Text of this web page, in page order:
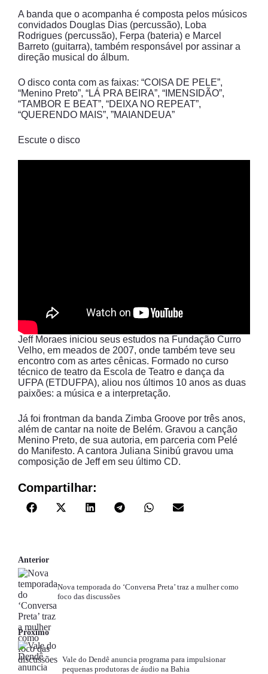
A banda que o acompanha é composta pelos músicos
convidados Douglas Dias (percussão), Loba
Rodrigues (percussão), Ferpa (bateria) e Marcel
Barreto (guitarra), também responsável por assinar a
direção musical do álbum.
O disco conta com as faixas: “COISA DE PELE”,
“Menino Preto”, “LÁ PRA BEIRA”, “IMENSIDÃO”,
“TAMBOR E BEAT”, “DEIXA NO REPEAT”,
“QUERENDO MAIS”, ”MAIANDEUA”
Escute o disco
Jeff Moraes iniciou seus estudos na Fundação Curro
Velho, em meados de 2007, onde também teve seu
encontro com as artes cênicas. Formado no curso
técnico de teatro da Escola de Teatro e dança da
UFPA (ETDUFPA), aliou nos últimos 10 anos as duas
paixões: a música e a interpretação.
Já foi frontman da banda Zimba Groove por três anos,
além de cantar na noite de Belém. Gravou a canção
Menino Preto, de sua autoria, em parceria com Pelé
do Manifesto. A cantora Juliana Sinibú gravou uma
composição de Jeff em seu último CD.
Compartilhar:
Anterior
Nova temporada do ‘Conversa Preta’ traz a mulher como
foco das discussões
Próximo
Vale do Dendê anuncia programa para impulsionar
pequenas produtoras de áudio na Bahia